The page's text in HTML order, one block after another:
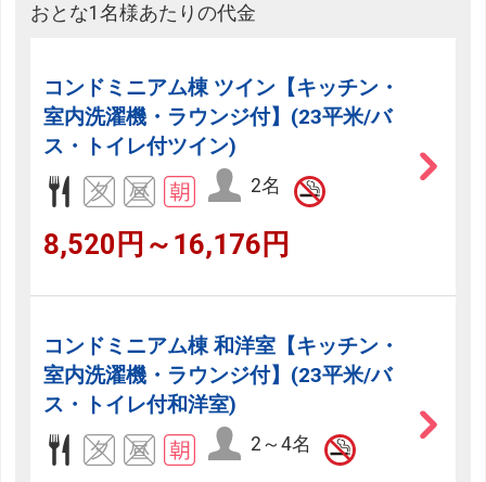
おとな1名様あたりの代金
コンドミニアム棟 ツイン【キッチン・
室内洗濯機・ラウンジ付】(23平米/バ
ス・トイレ付ツイン)
2名
8,520円～16,176円
コンドミニアム棟 和洋室【キッチン・
室内洗濯機・ラウンジ付】(23平米/バ
ス・トイレ付和洋室)
2～4名